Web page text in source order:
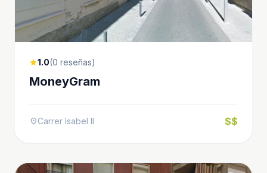
star1.0(0 reseñas)
MoneyGram
location_onCarrer Isabel II $$